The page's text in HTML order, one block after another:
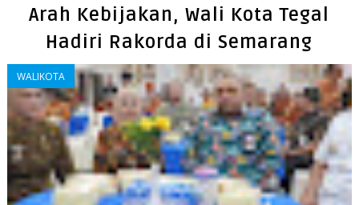
Arah Kebijakan, Wali Kota Tegal
Hadiri Rakorda di Semarang
WALIKOTA